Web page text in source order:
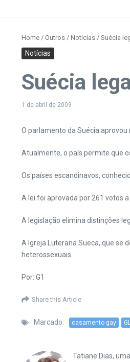
Home / Outros / Notícias / Suécia
Notícias
Suécia
1 de abril de 2009
O parlamento da Suécia
Atualmente, o país permite que
Os países escandinavos,
A lei foi aprovada por 261 votos
A legislação elimina distinções
A Igreja Luterana Sueca, que se
heterossexuais.
Por: G1
Share this Article
Marcado: casamento gay
Tatiane Dias,